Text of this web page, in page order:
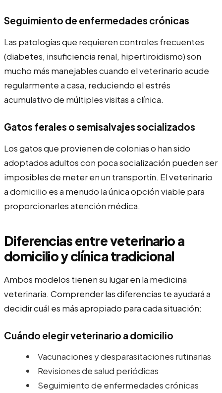
Seguimiento de enfermedades crónicas
Las patologías que requieren controles frecuentes
(diabetes, insuficiencia renal, hipertiroidismo) son
mucho más manejables cuando el veterinario acude
regularmente a casa, reduciendo el estrés
acumulativo de múltiples visitas a clínica.
Gatos ferales o semisalvajes socializados
Los gatos que provienen de colonias o han sido
adoptados adultos con poca socialización pueden ser
imposibles de meter en un transportín. El veterinario
a domicilio es a menudo la única opción viable para
proporcionarles atención médica.
Diferencias entre veterinario a
domicilio y clínica tradicional
Ambos modelos tienen su lugar en la medicina
veterinaria. Comprender las diferencias te ayudará a
decidir cuál es más apropiado para cada situación:
Cuándo elegir veterinario a domicilio
Vacunaciones y desparasitaciones rutinarias
Revisiones de salud periódicas
Seguimiento de enfermedades crónicas